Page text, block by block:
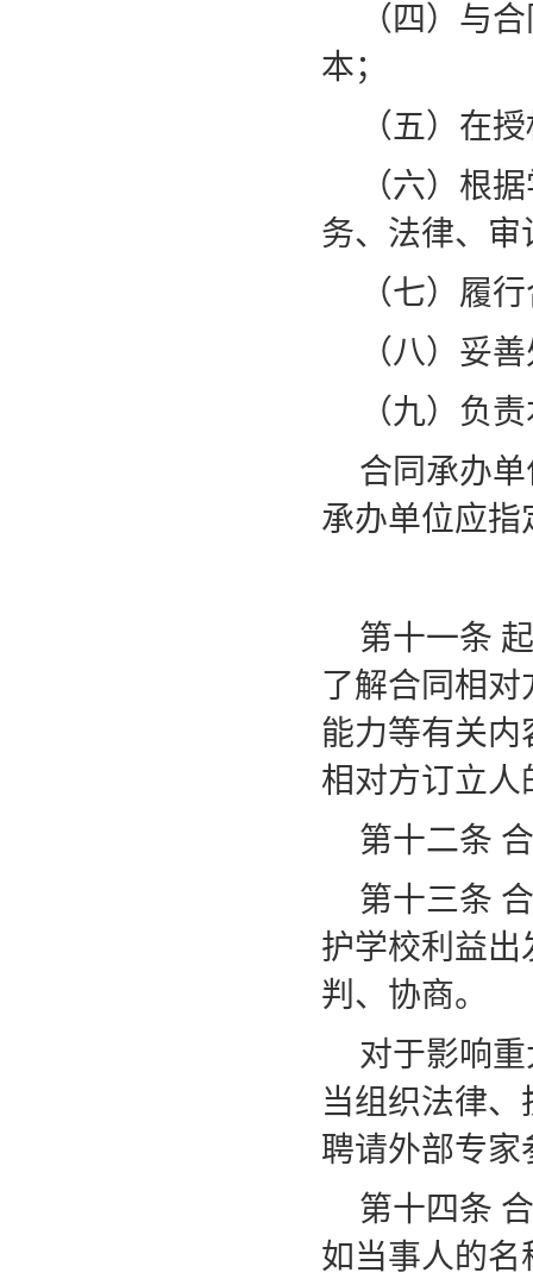
（四）与
本；
（五）在
（六）根
务、法律、审
（七）履
（八）妥
（九）负
合同承办
承办单位应
第十一条
了解合同相
能力等有关
相对方订立人
第十二条
第十三条
护学校利益
判、协商。
对于影响
当组织法律
聘请外部专家
第十四条
如当事人的